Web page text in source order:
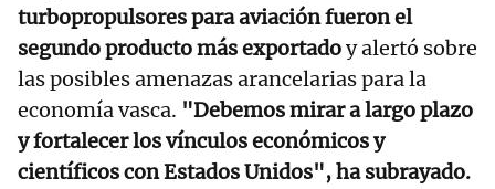
turbopropulsores para aviación fueron el
segundo producto más exportadoy alertó sobre
las posibles amenazas arancelarias para la
economía vasca. "Debemos mirar a largo plazo
y fortalecer los vínculos económicos y
científicos con Estados Unidos", ha subrayado.